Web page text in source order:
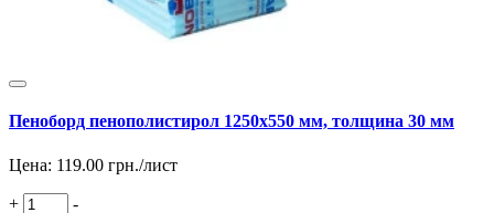
Пеноборд пенополистирол 1250х550 мм, толщина 30 мм
Цена: 119.00 грн./лист
+ -